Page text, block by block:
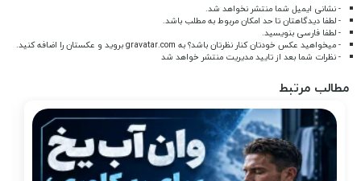
- نشانی ایمیل شما منتشر نخواهد شد.
- لطفا دیدگاهتان تا حد امکان مربوط به مطلب باشد.
- لطفا فارسی بنویسید.
- میخواهید عکس خودتان کنار نظرتان باشد؟ به gravatar.comبروید و عکستان را اضافه کنید.
- نظرات شما بعد از تایید مدیریت منتشر خواهد شد
مطالب مرتبط